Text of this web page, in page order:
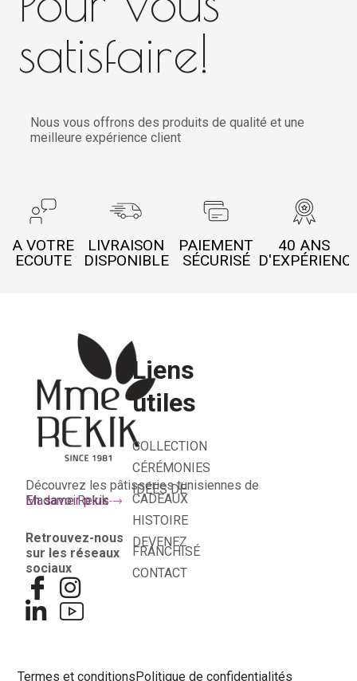
satisfaire!
Nous vous offrons des produits de qualité et une
meilleure expérience client
A VOTRE
ECOUTE
LIVRAISON
DISPONIBLE
PAIEMENT
SÉCURISÉ
40 ANS
Découvrez les pâtisseries tunisiennes de
Madame Rekik
En savoir plus
Retrouvez-nous
sur les réseaux
sociaux
Liens
utiles
COLLECTION
CÉRÉMONIES
IDÉES DE
CADEAUX
HISTOIRE
DEVENEZ
FRANCHISÉ
CONTACT
Termes et conditionsPolitique de confidentialités